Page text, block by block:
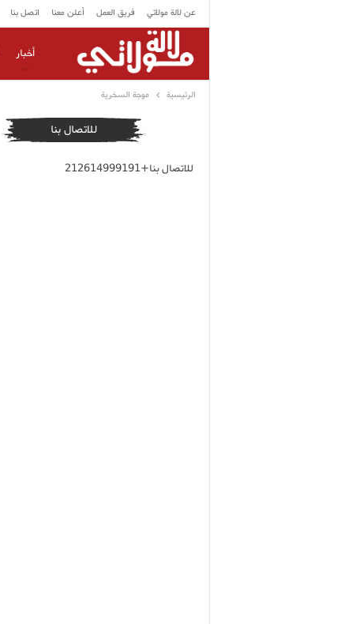
عن لالة مولاتي فريق العمل أعلن معنا اتصل بنا
أخبار
الرئيسية موجة السخرية
للاتصال بنا
للاتصال بنا+212614999191